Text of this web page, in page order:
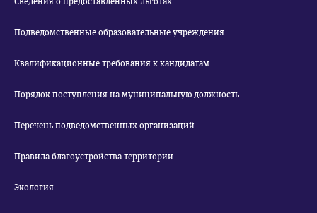
Подведомственные образовательные учреждения
Квалификационные требования к кандидатам
Порядок поступления на муниципальную должность
Перечень подведомственных организаций
Правила благоустройства территории
Экология